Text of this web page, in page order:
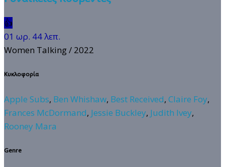
👍
01 ωρ. 44 λεπ.
Women Talking/ 2022
Κυκλοφορία
Apple Subs, Ben Whishaw, Best Received, Claire Foy,
Frances McDormand, Jessie Buckley, Judith Ivey,
Rooney Mara
Genre